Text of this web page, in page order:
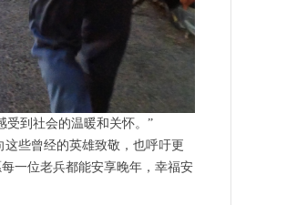
受到社会的温暖和关怀。”
些曾经的英雄致敬，也呼吁更
一位老兵都能安享晚年，幸福安